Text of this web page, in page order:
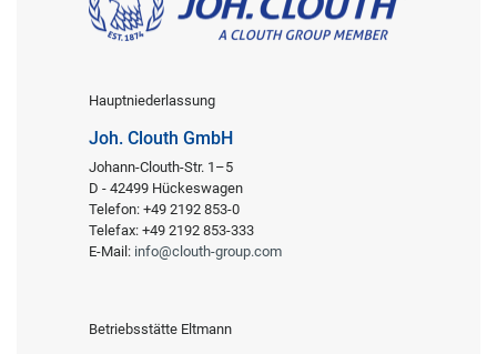
Hauptniederlassung
Joh. Clouth GmbH
Johann-Clouth-Str. 1–5
D - 42499 Hückeswagen
Telefon: +49 2192 853-0
Telefax: +49 2192 853-333
E-Mail: info@clouth-group.com
Betriebsstätte Eltmann